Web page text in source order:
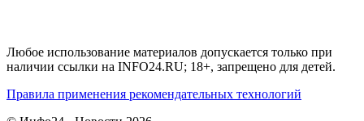
Любое использование материалов допускается только при
наличии ссылки на INFO24.RU; 18+, запрещено для детей.
Правила применения рекомендательных технологий